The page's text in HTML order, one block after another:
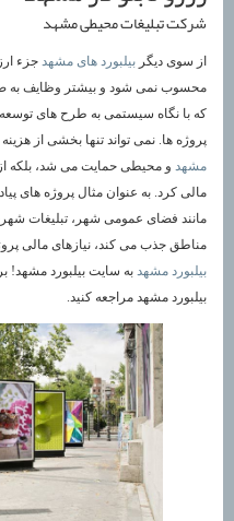
شرکت تبلیغات محیطی مشهد
از سوی دیگر بیلبورد های مشهد جزء
محسوب نمی شود و بیشتر وظایف به
که با نگاه سیستمی به طرح های
پروژه ها. نمی تواند تنها بخشی از
مشهد و محیطی حمایت می شد، بلکه
مالی کرد. به عنوان مثال پروژه های
مانند فضای عمومی شهر، تبلیغات شهری
مناطق جذب می کند، نیازهای مالی
بیلبورد مشهد به سایت بیلبورد مشهد!
بیلبورد مشهد مراجعه کنید.